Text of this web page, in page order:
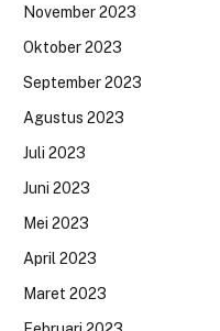
November 2023
Oktober 2023
September 2023
Agustus 2023
Juli 2023
Juni 2023
Mei 2023
April 2023
Maret 2023